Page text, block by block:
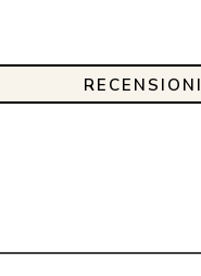
RECENSIONI